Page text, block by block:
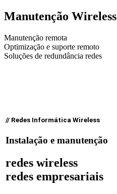
Manutenção Wireless
Manutenção remota
Optimização e suporte remoto
Soluções de redundância redes
// Redes Informática Wireless
Instalação e manutenção
redes wireless
redes empresariais